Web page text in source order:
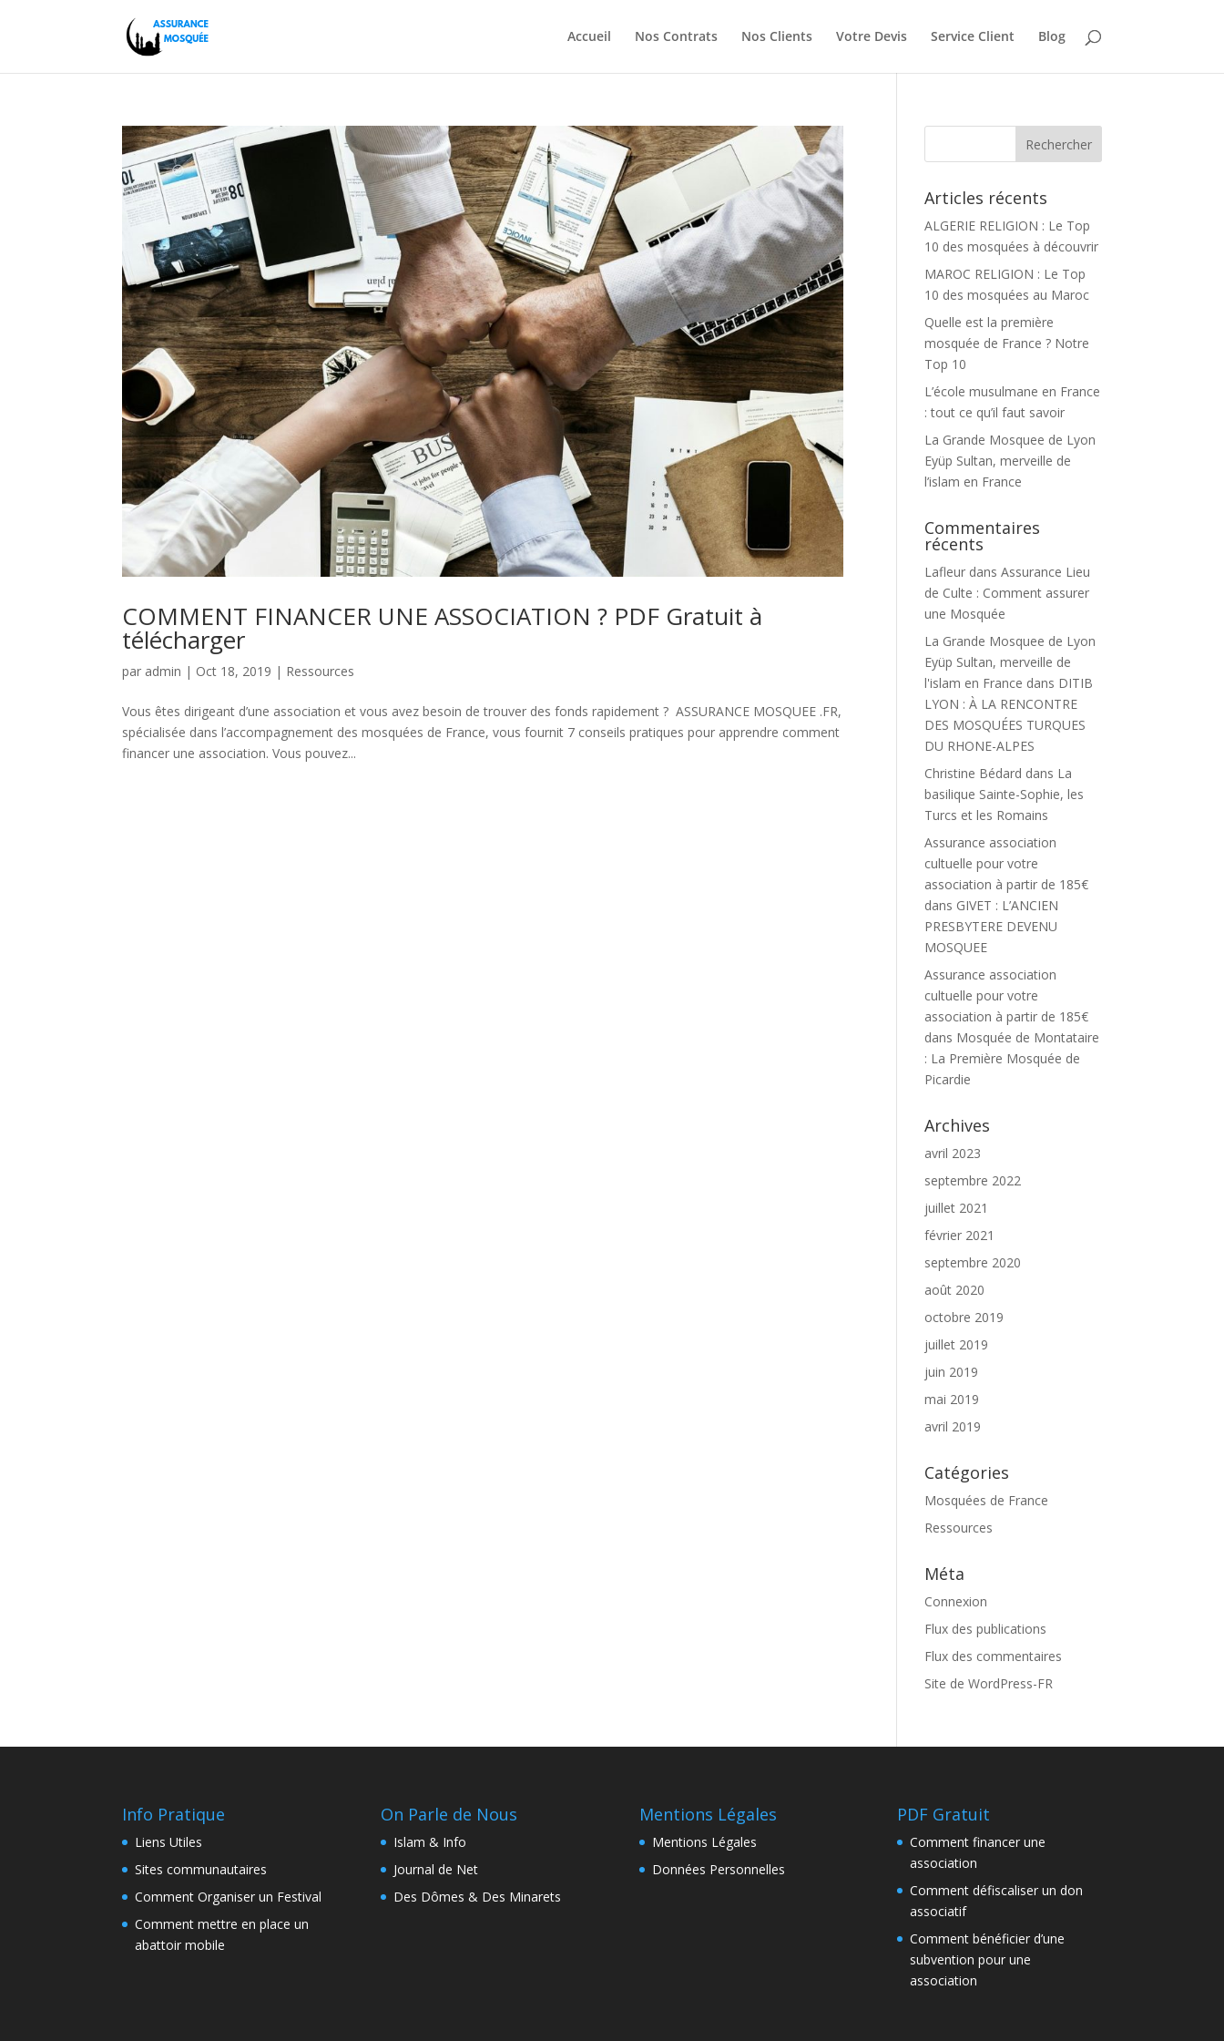
Accueil Nos Contrats Nos Clients Votre Devis Service Client Blog
COMMENT FINANCER UNE ASSOCIATION ? PDF Gratuit à
télécharger
par admin | Oct 18, 2019 | Ressources
Vous êtes dirigeant d’une association et vous avez besoin de trouver des fonds rapidement ? ASSURANCE MOSQUEE .FR,
spécialisée dans l’accompagnement des mosquées de France, vous fournit 7 conseils pratiques pour apprendre comment
financer une association. Vous pouvez...
Articles récents
ALGERIE RELIGION : Le Top
10 des mosquées à découvrir
MAROC RELIGION : Le Top
10 des mosquées au Maroc
Quelle est la première
mosquée de France ? Notre
Top 10
L’école musulmane en France
: tout ce qu’il faut savoir
La Grande Mosquee de Lyon
Eyüp Sultan, merveille de
l’islam en France
Commentaires
récents
Lafleur dansAssurance Lieu
de Culte : Comment assurer
une Mosquée
La Grande Mosquee de Lyon
Eyüp Sultan, merveille de
l'islam en France dans DITIB
LYON : À LA RENCONTRE
DES MOSQUÉES TURQUES
DU RHONE-ALPES
Christine Bédard dans La
basilique Sainte-Sophie, les
Turcs et les Romains
Assurance association
cultuelle pour votre
association à partir de 185€
dans GIVET : L’ANCIEN
PRESBYTERE DEVENU
MOSQUEE
Assurance association
cultuelle pour votre
association à partir de 185€
dans Mosquée de Montataire
: La Première Mosquée de
Picardie
Archives
avril 2023
septembre 2022
juillet 2021
février 2021
septembre 2020
août 2020
octobre 2019
juillet 2019
juin 2019
mai 2019
avril 2019
Catégories
Mosquées de France
Ressources
Méta
Connexion
Flux des publications
Flux des commentaires
Site de WordPress-FR
Info Pratique
Liens Utiles
Sites communautaires
Comment Organiser un Festival
Comment mettre en place un
abattoir mobile
On Parle de Nous
Islam & Info
Journal de Net
Des Dômes & Des Minarets
Mentions Légales
Mentions Légales
Données Personnelles
PDF Gratuit
Comment financer une
association
Comment défiscaliser un don
associatif
Comment bénéficier d’une
subvention pour une
association